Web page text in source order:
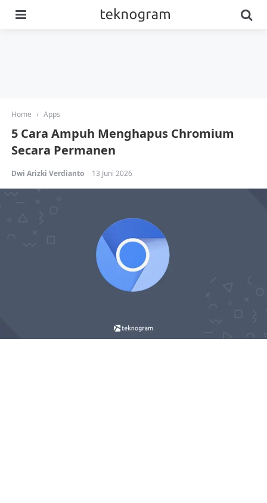
Home › Apps
5 Cara Ampuh Menghapus Chromium
Secara Permanen
Posted
Dwi Arizki Verdianto 13 Juni 2026